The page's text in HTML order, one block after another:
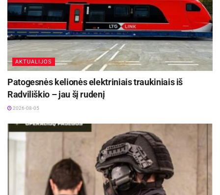
AKTUALIJOS
Patogesnės kelionės elektriniais traukiniais iš
Radviliškio – jau šį rudenį
2026-08-05